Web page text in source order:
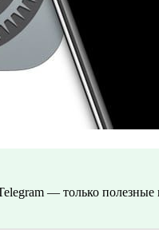
— только полезные